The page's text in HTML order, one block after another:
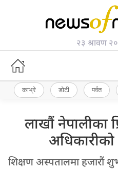
२३ श्रावण
काभ्रे डोटी पर्वत
लाखौं नेपालीका
शिक्षण अस्पतालमा हजारौं